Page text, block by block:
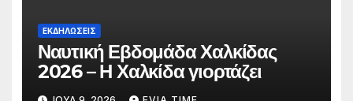
ΕΚΔΗΛΩΣΕΙΣ
Ναυτική Εβδομάδα Χαλκίδας
2026 – Η Χαλκίδα γιορτάζει